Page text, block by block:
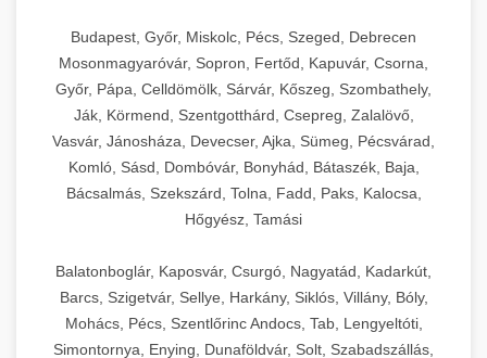
Budapest, Győr, Miskolc, Pécs, Szeged, Debrecen
Mosonmagyaróvár, Sopron, Fertőd, Kapuvár, Csorna,
Győr, Pápa, Celldömölk, Sárvár, Kőszeg, Szombathely,
Ják, Körmend, Szentgotthárd, Csepreg, Zalalövő,
Vasvár, Jánosháza, Devecser, Ajka, Sümeg, Pécsvárad,
Komló, Sásd, Dombóvár, Bonyhád, Bátaszék, Baja,
Bácsalmás, Szekszárd, Tolna, Fadd, Paks, Kalocsa,
Hőgyész, Tamási
Balatonboglár, Kaposvár, Csurgó, Nagyatád, Kadarkút,
Barcs, Szigetvár, Sellye, Harkány, Siklós, Villány, Bóly,
Mohács, Pécs, Szentlőrinc Andocs, Tab, Lengyeltóti,
Simontornya, Enying, Dunaföldvár, Solt, Szabadszállás,